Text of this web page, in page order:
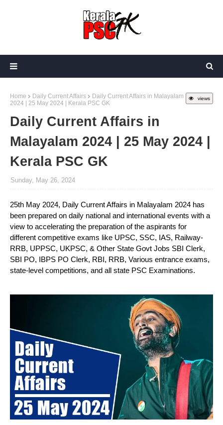
views
Home Daily Current Affairs
Daily Current Affairs in Malayalam
2024 | 25 May 2024 | Kerala PSC GK
Daily Current Affairs in
Malayalam 2024 | 25 May 2024 |
Kerala PSC GK
Sunday, May 26, 2024
25th May 2024, Daily Current Affairs in Malayalam 2024 has
been prepared on daily national and international events with a
view to accelerating the preparation of the aspirants for
different competitive exams like UPSC, SSC, IAS, Railway-
RRB, UPPSC, UKPSC, & Other State Govt Jobs SBI Clerk,
SBI PO, IBPS PO Clerk, RBI, RRB, Various entrance exams,
state-level competitions, and all state PSC Examinations.